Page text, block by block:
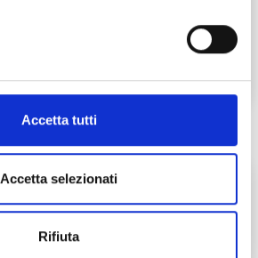
Accetta tutti
Accetta selezionati
Rifiuta
Leggi tutto →